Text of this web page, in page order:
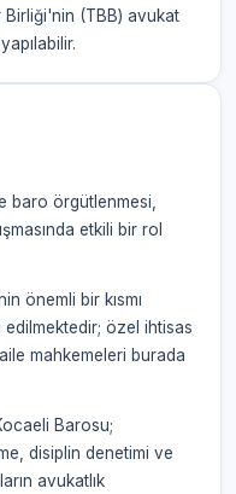
Birliği'nin (TBB) avukat
baro örgütlenmesi,
etkili bir rol
önemli bir kısmı
edilmektedir; özel ihtisas
mahkemeleri burada
Barosu;
disiplin denetimi ve
avukatlık